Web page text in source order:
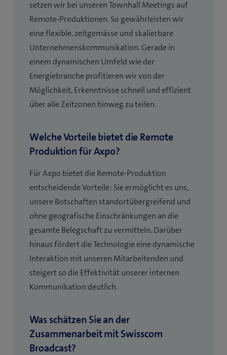
setzen wir bei unseren Townhall Meetings auf
Remote-Produktionen. So gewährleisten wir
eine flexible, zeitgemässe und skalierbare
Unternehmenskommunikation. Gerade in
einem dynamischen Umfeld wie der
Energiebranche profitieren wir von der
Möglichkeit, Erkenntnisse schnell und effizient
über alle Zeitzonen hinweg zu teilen.
Welche Vorteile bietet die Remote
Produktion für Axpo?
Für Axpo bietet die Remote-Produktion
entscheidende Vorteile: Sie ermöglicht es uns,
unsere Botschaften standortübergreifend und
ohne geografische Einschränkungen an die
gesamte Belegschaft zu vermitteln. Darüber
hinaus fördert die Technologie eine dynamische
Interaktion mit unseren Mitarbeitenden und
steigert so die Effektivität unserer internen
Kommunikation deutlich.
Was schätzen Sie an der
Zusammenarbeit mit Swisscom
Broadcast?